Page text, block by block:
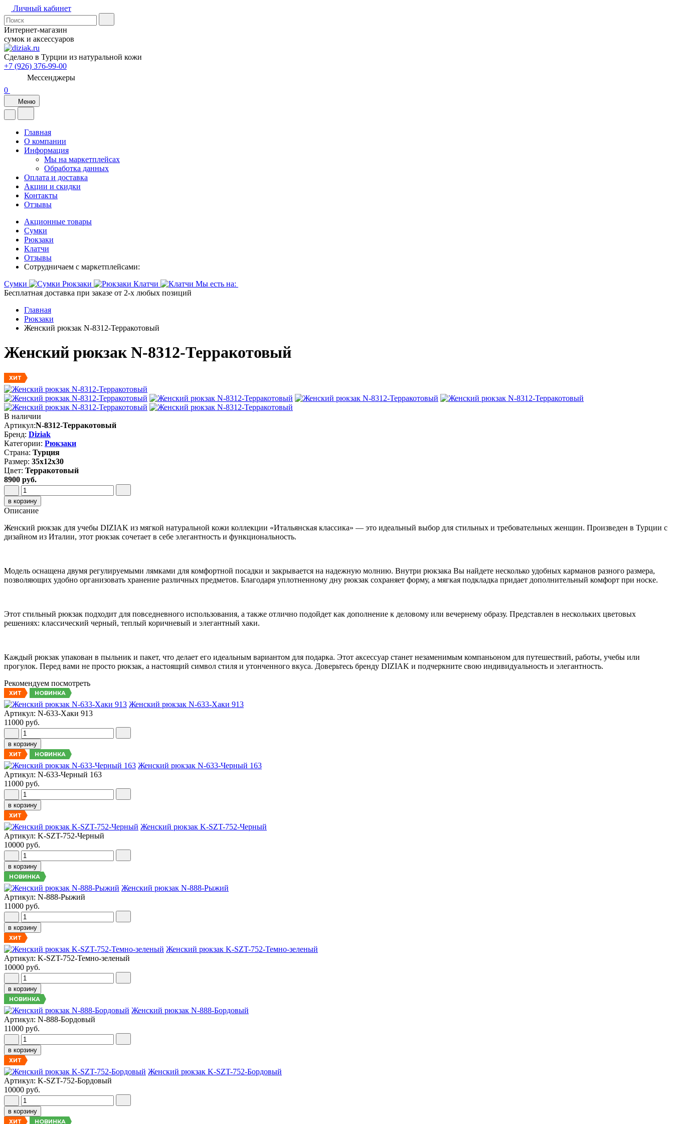
Личный кабинет
Интернет-магазин
сумок и аксессуаров
Сделано в Турции из натуральной кожи
+7 (926) 376-99-00
Мессенджеры
0
Меню
Главная
О компании
Информация
Мы на маркетплейсах
Обработка данных
Оплата и доставка
Акции и скидки
Контакты
Отзывы
Акционные товары
Сумки
Рюкзаки
Клатчи
Отзывы
Сотрудничаем с маркетплейсами:
Сумки
Рюкзаки Клатчи
Мы есть на:
Бесплатная доставка при заказе от 2-х любых позиций
Главная
Рюкзаки
Женский рюкзак N-8312-Терракотовый
Женский рюкзак N-8312-Терракотовый
ХИТ
В наличии
Артикул:N-8312-Терракотовый
Бренд: Diziak
Категории: Рюкзаки
Страна: Турция
Размер: 35х12х30
Цвет: Терракотовый
8900 руб.
в корзину
Описание
Женский рюкзак для учебы DIZIAK из мягкой натуральной кожи коллекции «Итальянская классика» — это идеальный выбор для стильных и требовательных женщин. Произведен в Турции с
дизайном из Италии, этот рюкзак сочетает в себе элегантность и функциональность.
Модель оснащена двумя регулируемыми лямками для комфортной посадки и закрывается на надежную молнию. Внутри рюкзака Вы найдете несколько удобных карманов разного размера,
позволяющих удобно организовать хранение различных предметов. Благодаря уплотненному дну рюкзак сохраняет форму, а мягкая подкладка придает дополнительный комфорт при носке.
Этот стильный рюкзак подходит для повседневного использования, а также отлично подойдет как дополнение к деловому или вечернему образу. Представлен в нескольких цветовых
решениях: классический черный, теплый коричневый и элегантный хаки.
Каждый рюкзак упакован в пыльник и пакет, что делает его идеальным вариантом для подарка. Этот аксессуар станет незаменимым компаньоном для путешествий, работы, учебы или
прогулок. Перед вами не просто рюкзак, а настоящий символ стиля и утонченного вкуса. Доверьтесь бренду DIZIAK и подчеркните свою индивидуальность и элегантность.
Рекомендуем посмотреть
ХИТ НОВИНКА
Женский рюкзак N-633-Хаки 913
Артикул: N-633-Хаки 913
11000 руб.
в корзину
ХИТ НОВИНКА
Женский рюкзак N-633-Черный 163
Артикул: N-633-Черный 163
11000 руб.
в корзину
ХИТ
Женский рюкзак K-SZT-752-Черный
Артикул: K-SZT-752-Черный
10000 руб.
в корзину
НОВИНКА
Женский рюкзак N-888-Рыжий
Артикул: N-888-Рыжий
11000 руб.
в корзину
ХИТ
Женский рюкзак K-SZT-752-Темно-зеленый
Артикул: K-SZT-752-Темно-зеленый
10000 руб.
в корзину
НОВИНКА
Женский рюкзак N-888-Бордовый
Артикул: N-888-Бордовый
11000 руб.
в корзину
ХИТ
Женский рюкзак K-SZT-752-Бордовый
Артикул: K-SZT-752-Бордовый
10000 руб.
в корзину
ХИТ НОВИНКА